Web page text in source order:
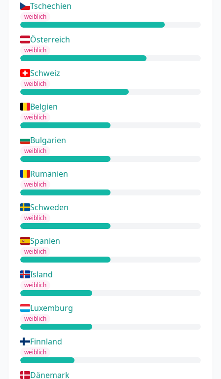
Tschechien
weiblich
Österreich
weiblich
Schweiz
weiblich
Belgien
weiblich
Bulgarien
weiblich
Rumänien
weiblich
Schweden
weiblich
Spanien
weiblich
Island
weiblich
Luxemburg
weiblich
Finnland
weiblich
Dänemark